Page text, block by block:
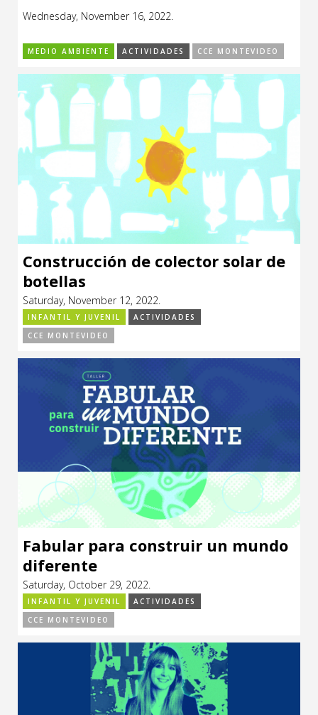
Wednesday, November 16, 2022.
MEDIO AMBIENTE ACTIVIDADES CCE MONTEVIDEO
Construcción de colector solar de
botellas
Saturday, November 12, 2022.
INFANTIL Y JUVENIL
ACTIVIDADES
CCE MONTEVIDEO
Fabular para construir un mundo
diferente
Saturday, October 29, 2022.
INFANTIL Y JUVENIL
ACTIVIDADES
CCE MONTEVIDEO